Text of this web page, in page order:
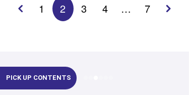
1 2 3 4 … 7
PICK UP CONTENTS